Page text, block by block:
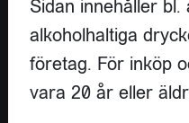
Är du
Sidan innehåller
alkoholhaltiga
företag. För inköp
vara 20 år eller